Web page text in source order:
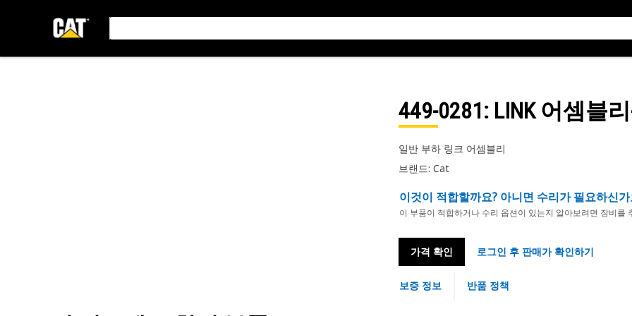
449-0281: LINK 어셈블
일반 부하 링크 어셈블리
브랜드: Cat
이것이 적합할까요? 아니면 수리가 필요하신가
이 부품이 적합하거나 수리 옵션이 있는지 알아보려면 장비를
가격 확인 로그인 후 판매가 확인하기
보증 정보 반품 정책